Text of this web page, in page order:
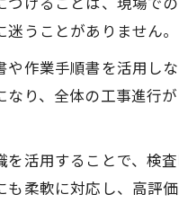
うことがありません
作業手順書を活用し
なり、全体の工事進行
を活用することで、検
柔軟に対応し、高評